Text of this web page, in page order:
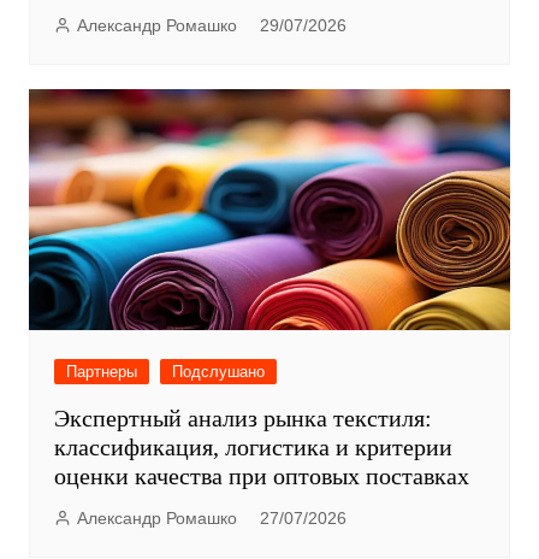
Александр Ромашко 29/07/2026
Партнеры Подслушано
Экспертный анализ рынка текстиля:
классификация, логистика и критерии
оценки качества при оптовых поставках
Александр Ромашко 27/07/2026